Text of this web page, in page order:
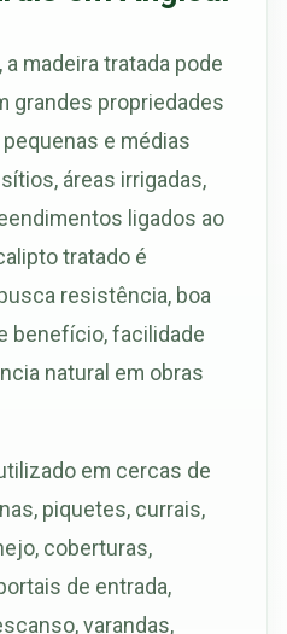
a madeira tratada pode
grandes propriedades
e médias
áreas irrigadas,
ligados ao
tratado é
resistência, boa
benefício, facilidade
natural em obras
em cercas de
piquetes, currais,
coberturas,
de entrada,
varandas,